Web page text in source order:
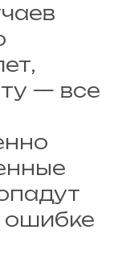
— все
ошибке